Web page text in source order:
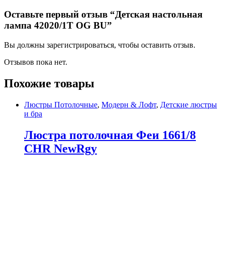
Оставьте первый отзыв “Детская настольная
лампа 42020/1T OG BU”
Вы должны зарегистрироваться, чтобы оставить отзыв.
Отзывов пока нет.
Похожие товары
Люстры Потолочные, Модерн & Лофт, Детские люстры
и бра
Люстра потолочная Феи 1661/8
CHR NewRgy